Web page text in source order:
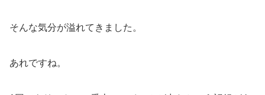
そんな気分が溢れてきました。
あれですね。